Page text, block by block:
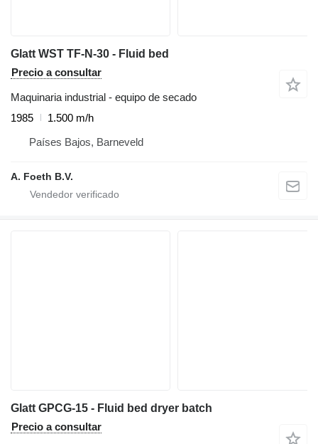
Glatt WST TF-N-30 - Fluid bed
Precio a consultar
Maquinaria industrial - equipo de secado
1985
1.500 m/h
Países Bajos, Barneveld
A. Foeth B.V.
Glatt GPCG-15 - Fluid bed dryer batch
Precio a consultar